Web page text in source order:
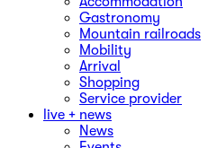
Gastronomy
Mountain railroads
Mobility
Arrival
Shopping
Service provider
live + news
News